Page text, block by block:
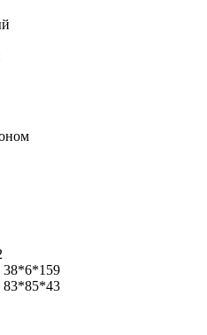
38*6*159
83*85*43